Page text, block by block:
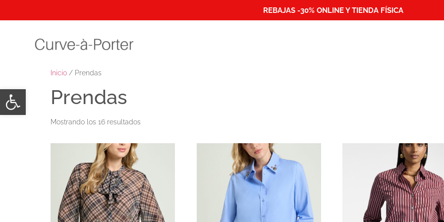
Abrir barra de herramientas
REBAJAS -30% ONLINE Y TIENDA FÍSICA
Inicio / Prendas
Prendas
Mostrando los 16 resultados